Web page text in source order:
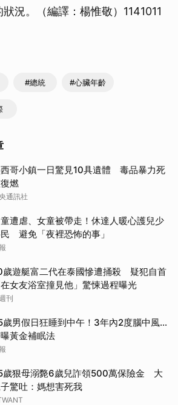
況。（編譯：楊惟敬）1141011
#總統 #心臟年齡
哥小鎮一日驚見10具遺體 毒品暴力死
燃
通訊社
遭虐、女童被帶走！休達人暖心護兒少
避免「夜裡恐怖的事」
歲遊艇富二代在泰國慘遭捅殺 疑犯自首
在女友浴室撞見他」驚悚過程曝光
刊
男假日狂睡到中午！3年內2度腦中風…
黃金補眠法
歲狠母溺斃6歲兒詐領500萬保險金 大
驚吐：媽想害死我